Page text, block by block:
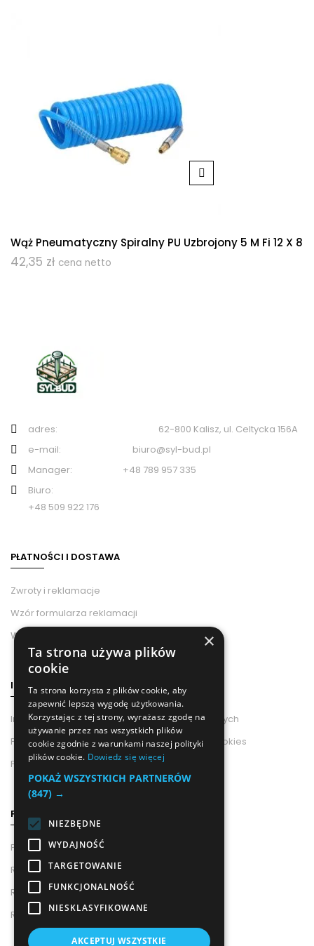
Wąż Pneumatyczny Spiralny PU Uzbrojony 5 M Fi 12 X 8
42,35 zł cena netto
adres: 62-800 Kalisz, ul. Celtycka 156A
e-mail: biuro@syl-bud.pl
Manager: +48 789 957 335
Biuro:
+48 509 922 176
PŁATNOŚCI I DOSTAWA
Zwroty i reklamacje
Wzór formularza reklamacji
Wzór odstąpienia od umowy
INFORMACJE
Informacje od Administratora Danych Osobowych
Polityka Prywatności i Wykorzystania Plików Cookies
Polityka prywatności
POMOC
Pouczenie o Prawie Odstąpienia Od Umowy
Regulamin newslettera
Regulamin Sklepu
Regulamin Konta
×
Ta strona używa plików
cookie
Ta strona korzysta z plików cookie, aby
zapewnić lepszą wygodę użytkowania.
Korzystając z tej strony, wyrażasz zgodę na
używanie przez nas wszystkich plików
cookie zgodnie z warunkami naszej polityki
plików cookie. Dowiedz się więcej
POKAŻ WSZYSTKICH PARTNERÓW
(847) →
NIEZBĘDNE
WYDAJNOŚĆ
TARGETOWANIE
FUNKCJONALNOŚĆ
NIESKLASYFIKOWANE
AKCEPTUJ WSZYSTKIE